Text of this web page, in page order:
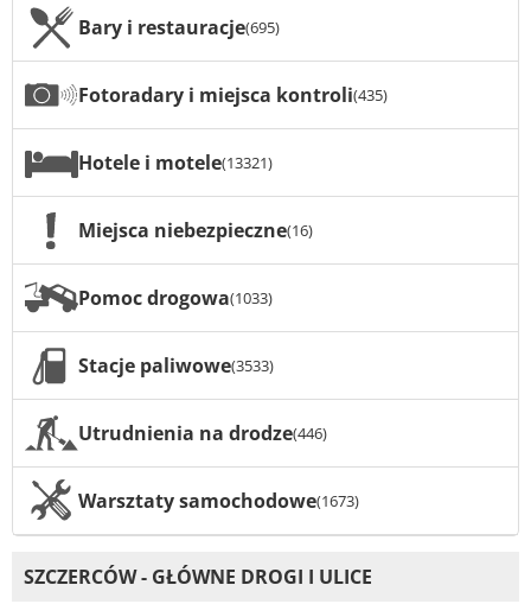
Bary i restauracje(695)
Fotoradary i miejsca kontroli(435)
Hotele i motele(13321)
Miejsca niebezpieczne(16)
Pomoc drogowa(1033)
Stacje paliwowe(3533)
Utrudnienia na drodze(446)
Warsztaty samochodowe(1673)
SZCZERCÓW - GŁÓWNE DROGI I ULICE